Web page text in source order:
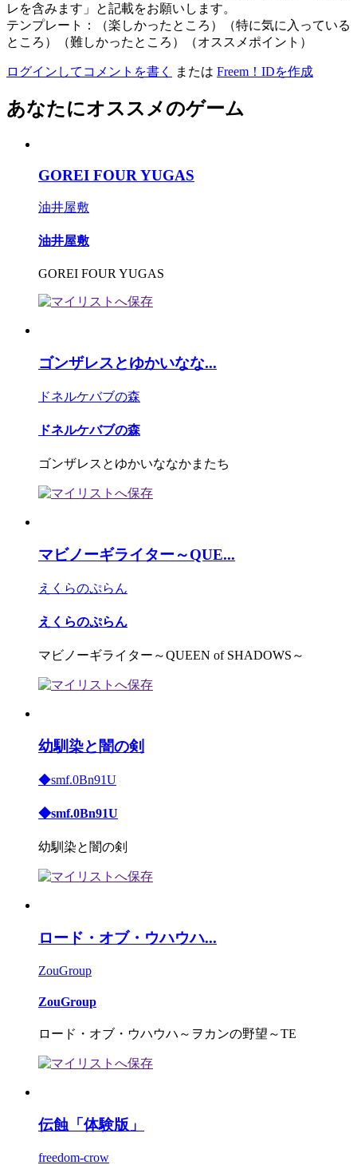
レを含みます」と記載をお願いします。
テンプレート：（楽しかったところ）（特に気に入っている
ところ）（難しかったところ）（オススメポイント）
ログインしてコメントを書く または Freem！IDを作成
あなたにオススメのゲーム
GOREI FOUR YUGAS
油井屋敷
油井屋敷
GOREI FOUR YUGAS
ゴンザレスとゆかいなな...
ドネルケバブの森
ドネルケバブの森
ゴンザレスとゆかいななかまたち
マビノーギライター～QUE...
えくらのぷらん
えくらのぷらん
マビノーギライター～QUEEN of SHADOWS～
幼馴染と闇の剣
◆smf.0Bn91U
◆smf.0Bn91U
幼馴染と闇の剣
ロード・オブ・ウハウハ...
ZouGroup
ZouGroup
ロード・オブ・ウハウハ～ヲカンの野望～TE
伝蝕「体験版」
freedom-crow